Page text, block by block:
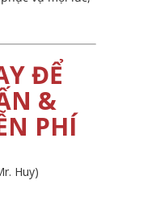
ĐỂ
&
PHÍ
Huy)